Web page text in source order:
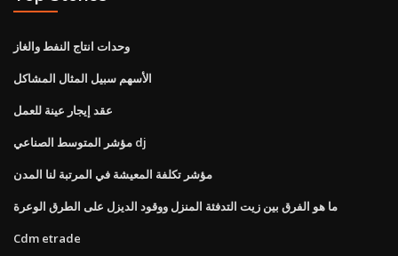
وحدات انتاج النفط والغاز
الأسهم سبيل المثال المشاكل
عقد إيجار عينة للعمل
مؤشر المتوسط ​​الصناعي dj
مؤشر تكلفة المعيشة في المرتبة لنا المدن
ما هو الفرق بين زيت التدفئة المنزل ووقود الديزل على الطرق الوعرة
Cdm etrade